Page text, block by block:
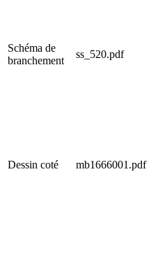
Schéma de
branchement
ss_520.pdf
Dessin coté mb1666001.pdf